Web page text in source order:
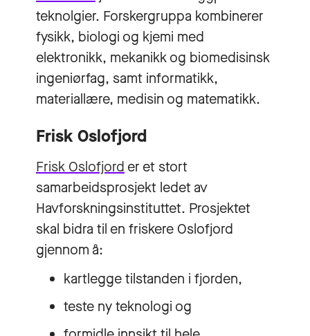
teknolgier. Forskergruppa kombinerer
fysikk, biologi og kjemi med
elektronikk, mekanikk og biomedisinsk
ingeniørfag, samt informatikk,
materiallære, medisin og matematikk.
Frisk Oslofjord
Frisk Oslofjord er et stort
samarbeidsprosjekt ledet av
Havforskningsinstituttet. Prosjektet
skal bidra til en friskere Oslofjord
gjennom å:
kartlegge tilstanden i fjorden,
teste ny teknologi og